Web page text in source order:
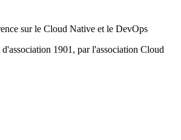
sur le Cloud Native et le DevOps
d'association 1901, par l'association Cloud